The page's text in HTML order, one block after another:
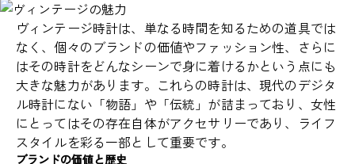
ヴィンテージ時計は、単なる時間を知るための道具では
なく、個々のブランドの価値やファッション性、さらに
はその時計をどんなシーンで身に着けるかという点にも
大きな魅力があります。これらの時計は、現代のデジタ
ル時計にない「物語」や「伝統」が詰まっており、女性
にとってはその存在自体がアクセサリーであり、ライフ
スタイルを彩る一部として重要です。
ブランドの価値と歴史